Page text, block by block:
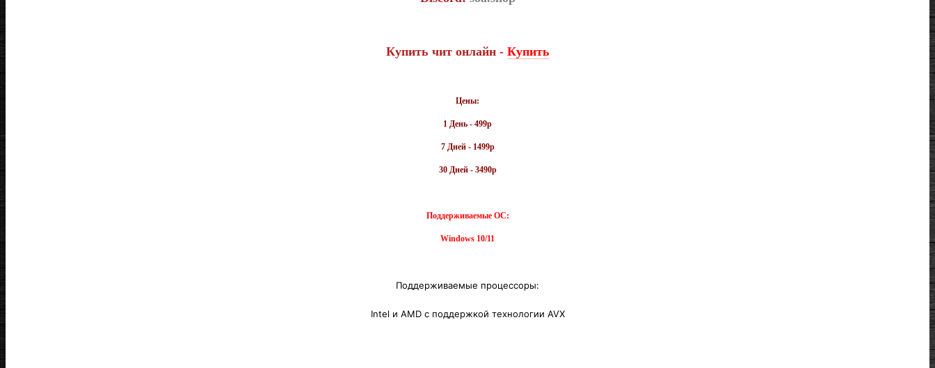
Купить чит онлайн - Купить
Цены:
1 День - 499р
7 Дней - 1499р
30 Дней - 3490р
Поддерживаемые ОС:
Windows 10/11
Поддерживаемые процессоры:
Intel и AMD с поддержкой технологии AVX